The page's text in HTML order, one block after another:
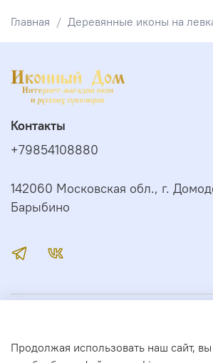
Главная Деревянные иконы на
Сервис
Контакты
+79854108880
142060 Московская обл., г.
Барыбино
Продолжая использовать наш сайт, вы